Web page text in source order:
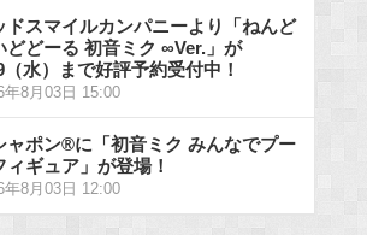
ドスマイルカンパニーより「ねんど
どどーる 初音ミク ∞Ver.」が
（水）まで好評予約受付中！
年8月03日 15:00
ャポン®に「初音ミク みんなでプー
ィギュア」が登場！
年8月03日 12:00